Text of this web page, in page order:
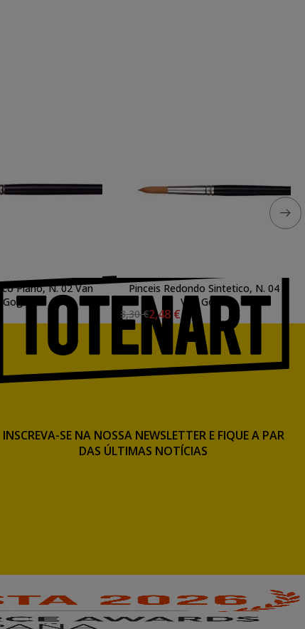
Plano, N. 02 Van
Gogh
Pinceis Redondo Sintetico, N. 04
Van Gogh
3,30 €2,48 €
INSCREVA-SE NA NOSSA NEWSLETTER E FIQUE A PAR
DAS ÚLTIMAS NOTÍCIAS